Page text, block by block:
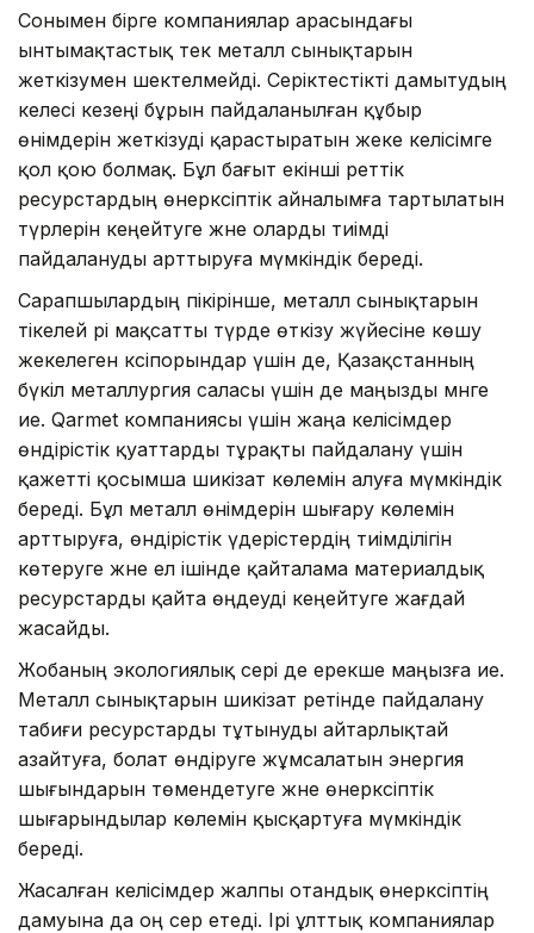
Сонымен бірге компаниялар арасындағы
ынтымақтастық тек металл сынықтарын
жеткізумен шектелмейді. Серіктестікті дамытудың
келесі кезеңі бұрын пайдаланылған құбыр
өнімдерін жеткізуді қарастыратын жеке келісімге
қол қою болмақ. Бұл бағыт екінші реттік
ресурстардың өнеркәсіптік айналымға тартылатын
түрлерін кеңейтуге және оларды тиімді
пайдалануды арттыруға мүмкіндік береді.
Сарапшылардың пікірінше, металл сынықтарын
тікелей әрі мақсатты түрде өткізу жүйесіне көшу
жекелеген кәсіпорындар үшін де, Қазақстанның
бүкіл металлургия саласы үшін де маңызды мәнге
ие. Qarmet компаниясы үшін жаңа келісімдер
өндірістік қуаттарды тұрақты пайдалану үшін
қажетті қосымша шикізат көлемін алуға мүмкіндік
береді. Бұл металл өнімдерін шығару көлемін
арттыруға, өндірістік үдерістердің тиімділігін
көтеруге және ел ішінде қайталама материалдық
ресурстарды қайта өңдеуді кеңейтуге жағдай
жасайды.
Жобаның экологиялық әсері де ерекше маңызға ие.
Металл сынықтарын шикізат ретінде пайдалану
табиғи ресурстарды тұтынуды айтарлықтай
азайтуға, болат өндіруге жұмсалатын энергия
шығындарын төмендетуге және өнеркәсіптік
шығарындылар көлемін қысқартуға мүмкіндік
береді.
Жасалған келісімдер жалпы отандық өнеркәсіптің
дамуына да оң әсер етеді. Ірі ұлттық компаниялар